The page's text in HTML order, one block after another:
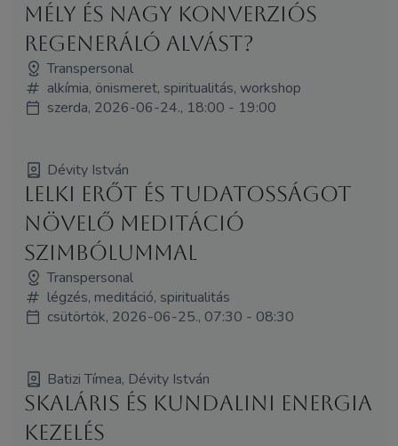
mély és nagy konverziós
regeneráló alvást?
Transpersonal
alkímia, önismeret, spiritualitás, workshop
szerda, 2026-06-24., 18:00 - 19:00
Dévity István
LELKI ERŐT ÉS TUDATOSSÁGOT
NÖVELŐ MEDITÁCIÓ
SZIMBÓLUMMAL
Transpersonal
légzés, meditáció, spiritualitás
csütörtök, 2026-06-25., 07:30 - 08:30
Batizi Tímea, Dévity István
SKALÁRIS ÉS KUNDALINI ENERGIA
KEZELÉS